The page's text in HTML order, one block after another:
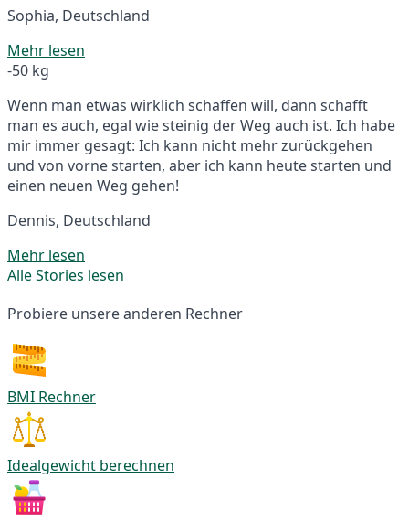
Sophia, Deutschland
Mehr lesen
-50 kg
Wenn man etwas wirklich schaffen will, dann schafft
man es auch, egal wie steinig der Weg auch ist. Ich habe
mir immer gesagt: Ich kann nicht mehr zurückgehen
und von vorne starten, aber ich kann heute starten und
einen neuen Weg gehen!
Dennis, Deutschland
Mehr lesen
Alle Stories lesen
Probiere unsere anderen Rechner
BMI Rechner
Idealgewicht berechnen